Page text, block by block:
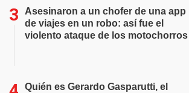
Asesinaron a un chofer de una app
de viajes en un robo: así fue el
violento ataque de los motochorros
Quién es Gerardo Gasparutti, el